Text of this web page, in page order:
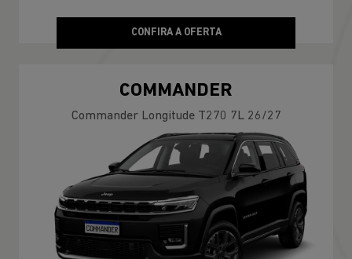
CONFIRA A OFERTA
COMMANDER
Commander Longitude T270 7L 26/27